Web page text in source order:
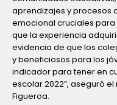
aprendizajes y procesos
emocional cruciales
que la experiencia
evidencia de que los
y beneficiosos para los
indicador para tener en
escolar 2022”, aseguró
Figueroa.